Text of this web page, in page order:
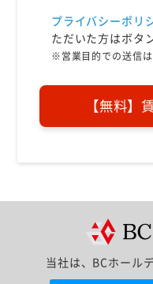
プライバシーポリ
ただいた方はボタ
※営業目的での送信は
当社は、BCホール